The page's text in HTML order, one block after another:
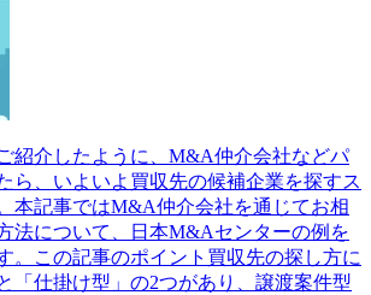
紹介したように、M&A仲介会社などパ
ら、いよいよ買収先の候補企業を探すス
本記事ではM&A仲介会社を通じてお相
法について、日本M&Aセンターの例を
。この記事のポイント買収先の探し方に
「仕掛け型」の2つがあり、譲渡案件型